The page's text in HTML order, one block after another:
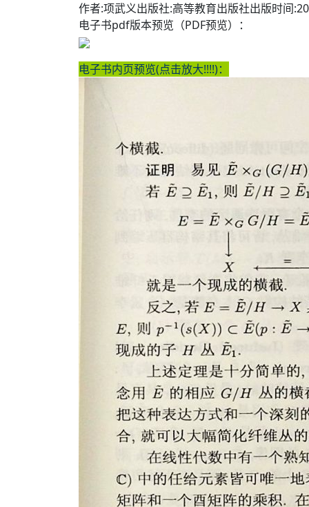
作者:项武义出版社:高等教育出版社出版时间
电子书pdf版本预览（PDF预览）：
电子书内页预览(点击放大!!!!)：